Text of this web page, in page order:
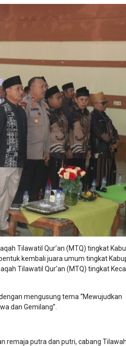
Tilawatil Qur’an (MTQ) tingkat
kembali juara umum tingkat
Tilawatil Qur’an (MTQ) tingkat
mengusung tema “Mewujudkan
dan Gemilang”.
remaja putra dan putri, cabang Tilawah